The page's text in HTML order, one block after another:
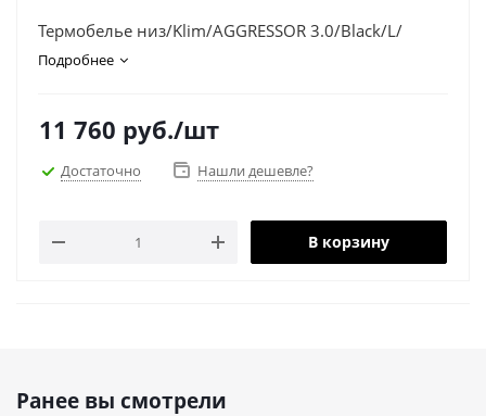
Термобелье низ/Klim/AGGRESSOR 3.0/Black/L/
Подробнее
11 760 руб./шт
Достаточно Нашли дешевле?
В корзину
Ранее вы смотрели